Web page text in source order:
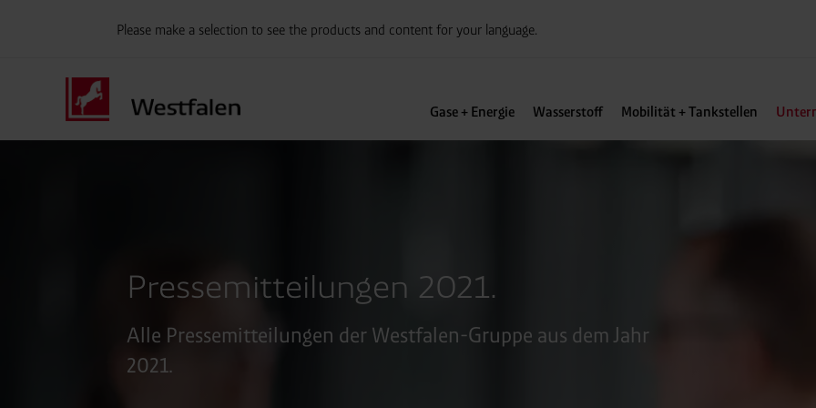
Please make a selection to see the products and content for your language.
Gase + Energie Wasserstoff Mobilität + Tankstellen
Pressemitteilungen 2021.
Alle Pressemitteilungen der Westfalen-Gruppe aus dem Jahr
2021.